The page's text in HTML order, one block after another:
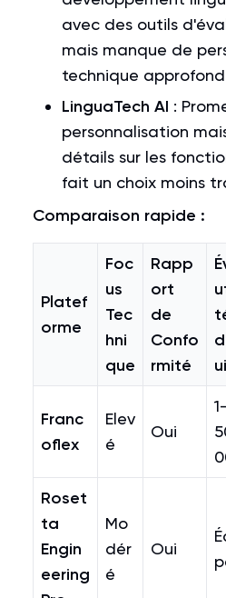
avec des outils
mais manque de
technique
LinguaTech AI :
personnalisation
détails sur les
fait un choix moins
Comparaison rapide :
Platef
orme
Foc
us
Tec
hni
que
Rapp
ort
de
Confo
rmité
Franc
oflex
Elev
é
Oui
Roset
ta
Engin
eering
Mo
dér
é
Oui